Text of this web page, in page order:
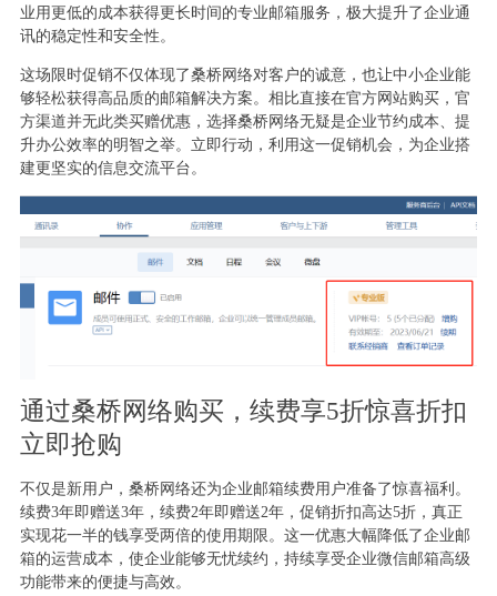
业用更低的成本获得更长时间的专业邮箱服务，极大提升了企业通
讯的稳定性和安全性。
这场限时促销不仅体现了桑桥网络对客户的诚意，也让中小企业能
够轻松获得高品质的邮箱解决方案。相比直接在官方网站购买，官
方渠道并无此类买赠优惠，选择桑桥网络无疑是企业节约成本、提
升办公效率的明智之举。立即行动，利用这一促销机会，为企业搭
建更坚实的信息交流平台。
通过桑桥网络购买，续费享5折惊喜折扣
立即抢购
不仅是新用户，桑桥网络还为企业邮箱续费用户准备了惊喜福利。
续费3年即赠送3年，续费2年即赠送2年，促销折扣高达5折，真正
实现花一半的钱享受两倍的使用期限。这一优惠大幅降低了企业邮
箱的运营成本，使企业能够无忧续约，持续享受企业微信邮箱高级
功能带来的便捷与高效。